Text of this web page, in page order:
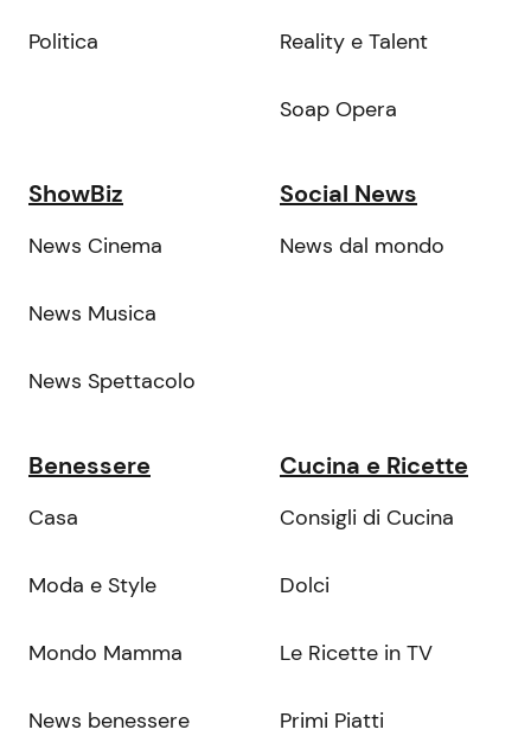
Politica Reality e Talent
Soap Opera
ShowBiz
News Cinema
News Musica
News Spettacolo
Social News
News dal mondo
Benessere
Casa
Moda e Style
Mondo Mamma
News benessere
Cucina e Ricette
Consigli di Cucina
Dolci
Le Ricette in TV
Primi Piatti